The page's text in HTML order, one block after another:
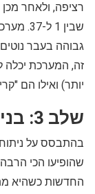
רציפה, ולאחר
גבוהה בעבר
זה, המערכת יכלה
יותר) ואילו הם
שלב 3: בניית אסטרטגיית הבחירה
בהתבסס על
שהופיעו הכי
החדשות כשהיא